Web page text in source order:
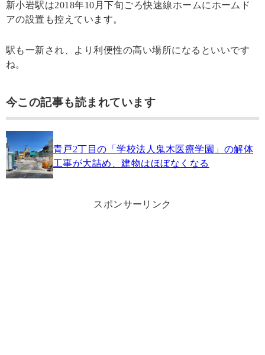
新小岩駅は2018年10月下旬ごろ快速線ホームにホームド
アの設置も控えています。
駅も一新され、より利便性の高い場所になるといいです
ね。
今この記事も読まれています
青戸2丁目の「学校法人鬼木医療学園」の解体
工事が大詰め、建物はほぼなくなる
スポンサーリンク